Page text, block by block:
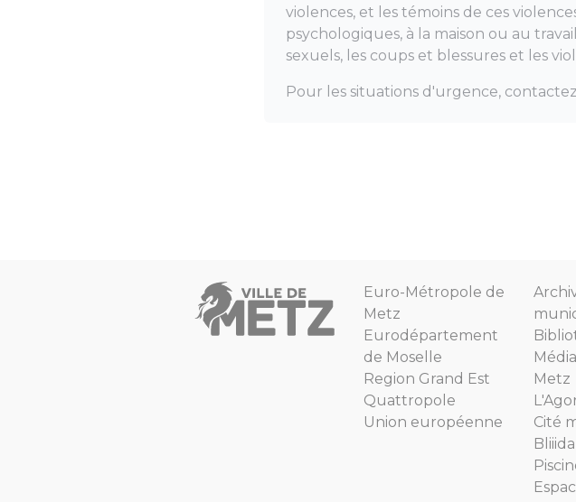
violences, et les témoins de ces
psychologiques, à la maison ou au
sexuels, les coups et blessures et les
Pour les situations d'urgence,
Euro-Métropole de
Metz
Eurodépartement
de Moselle
Region Grand Est
Quattropole
Union européenne
Metz
Cité
Bliiida